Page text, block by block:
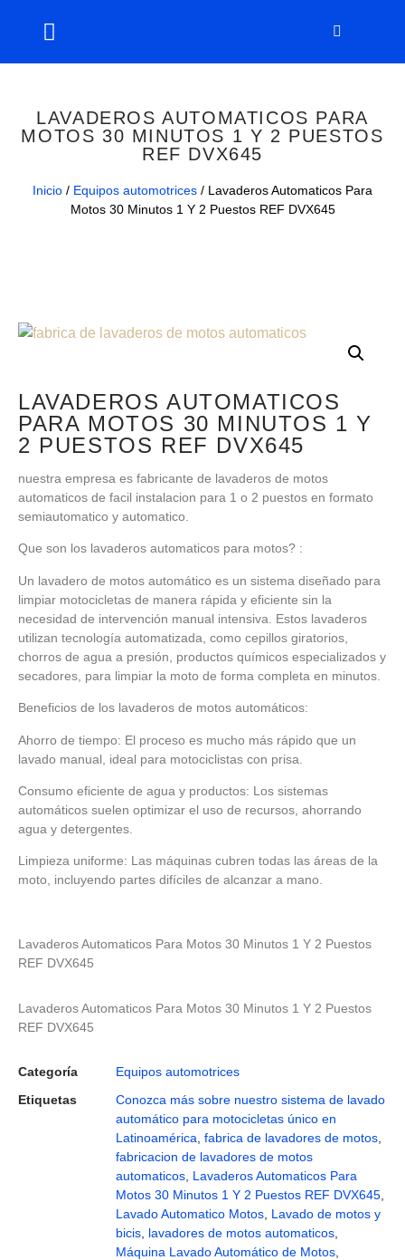
LAVADEROS AUTOMATICOS PARA
MOTOS 30 MINUTOS 1 Y 2 PUESTOS
REF DVX645
Inicio / Equipos automotrices / Lavaderos Automaticos Para
Motos 30 Minutos 1 Y 2 Puestos REF DVX645
LAVADEROS AUTOMATICOS
PARA MOTOS 30 MINUTOS 1 Y
2 PUESTOS REF DVX645
nuestra empresa es fabricante de lavaderos de motos
automaticos de facil instalacion para 1 o 2 puestos en formato
semiautomatico y automatico.
Que son los lavaderos automaticos para motos? :
Un lavadero de motos automático es un sistema diseñado para
limpiar motocicletas de manera rápida y eficiente sin la
necesidad de intervención manual intensiva. Estos lavaderos
utilizan tecnología automatizada, como cepillos giratorios,
chorros de agua a presión, productos químicos especializados y
secadores, para limpiar la moto de forma completa en minutos.
Beneficios de los lavaderos de motos automáticos:
Ahorro de tiempo: El proceso es mucho más rápido que un
lavado manual, ideal para motociclistas con prisa.
Consumo eficiente de agua y productos: Los sistemas
automáticos suelen optimizar el uso de recursos, ahorrando
agua y detergentes.
Limpieza uniforme: Las máquinas cubren todas las áreas de la
moto, incluyendo partes difíciles de alcanzar a mano.
Lavaderos Automaticos Para Motos 30 Minutos 1 Y 2 Puestos
REF DVX645
Lavaderos Automaticos Para Motos 30 Minutos 1 Y 2 Puestos
REF DVX645
Categoría
Equipos automotrices
Etiquetas
Conozca más sobre nuestro sistema de lavado
automático para motocicletas único en
Latinoamérica fabrica de lavadores de motos
fabricacion de lavadores de motos
automaticos Lavaderos Automaticos Para
Motos 30 Minutos 1 Y 2 Puestos REF DVX645
Lavado Automatico Motos Lavado de motos y
bicis lavadores de motos automaticos
Máquina Lavado Automático de Motos